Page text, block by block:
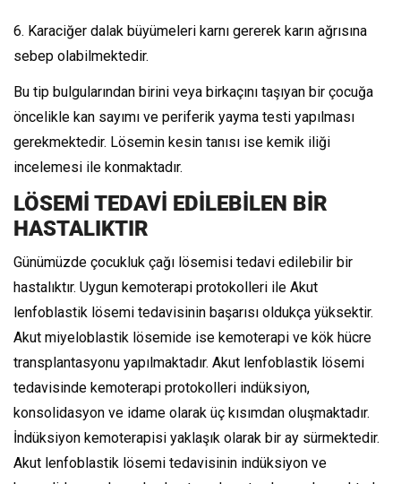
6. Karaciğer dalak büyümeleri karnı gererek karın ağrısına
sebep olabilmektedir.
Bu tip bulgularından birini veya birkaçını taşıyan bir çocuğa
öncelikle kan sayımı ve periferik yayma testi yapılması
gerekmektedir. Lösemin kesin tanısı ise kemik iliği
incelemesi ile konmaktadır.
LÖSEMİ TEDAVİ EDİLEBİLEN BİR
HASTALIKTIR
Günümüzde çocukluk çağı lösemisi tedavi edilebilir bir
hastalıktır. Uygun kemoterapi protokolleri ile Akut
lenfoblastik lösemi tedavisinin başarısı oldukça yüksektir.
Akut miyeloblastik lösemide ise kemoterapi ve kök hücre
transplantasyonu yapılmaktadır. Akut lenfoblastik lösemi
tedavisinde kemoterapi protokolleri indüksiyon,
konsolidasyon ve idame olarak üç kısımdan oluşmaktadır.
İndüksiyon kemoterapisi yaklaşık olarak bir ay sürmektedir.
Akut lenfoblastik lösemi tedavisinin indüksiyon ve